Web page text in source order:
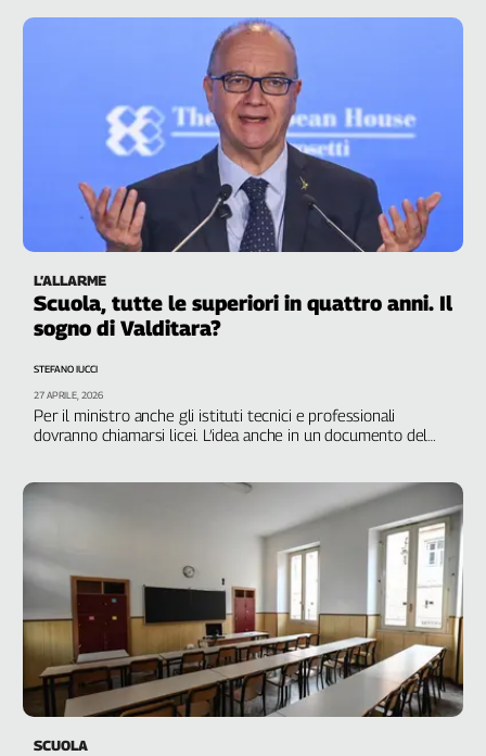
Valle
D'Aosta
Veneto
Storico
1955-
2014
Contatti
La
redazione
L’ALLARME
Scuola, tutte le superiori in quattro anni. Il
sogno di Valditara?
Per il ministro anche gli istituti tecnici e professionali
dovranno chiamarsi licei. L’idea anche in un documento del
STEFANO IUCCI
27 APRILE, 2026
SCUOLA